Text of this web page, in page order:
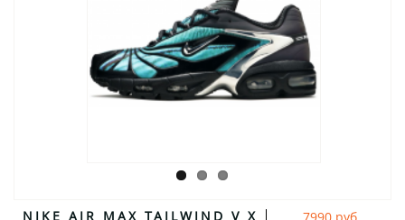
NIKE AIR MAX TAILWIND V X 7990 руб.